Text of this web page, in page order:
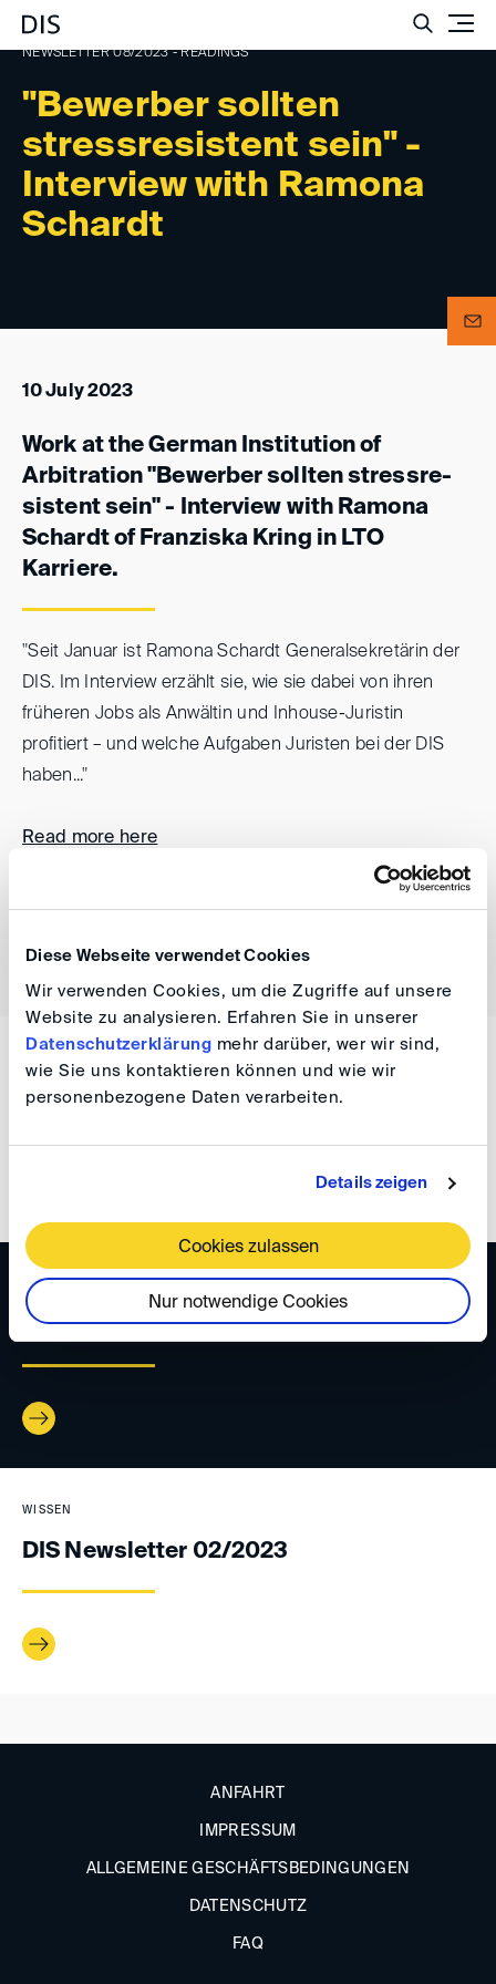
Diese Webseite verwendet Cookies
Wir verwenden Cookies, um die Zugriffe auf unsere
Website zu analysieren. Erfahren Sie in unserer
Datenschutzerklärung mehr darüber, wer wir sind,
wie Sie uns kontaktieren können und wie wir
personenbezogene Daten verarbeiten.
Details zeigen
Cookies zulassen
Nur notwendige Cookies
"Bewerber sollten
stress­re­sis­tent sein" -
Interview with Ramona
Schardt
NEWSLETTER 08/2023 - READINGS
10 July 2023
Work at the German Institution of
Arbitration "Bewerber sollten stress­re­
sis­tent sein" - Interview with Ramona
Schardt of Franziska Kring in LTO
Karriere.
"Seit Januar ist Ramona Schardt Generalsekretärin der
DIS. Im Interview erzählt sie, wie sie dabei von ihren
früheren Jobs als Anwältin und Inhouse-Juristin
profitiert – und welche Aufgaben Juristen bei der DIS
haben..."
Read more here
back
DIS Newsletter 08/2023
WISSEN
DIS Newsletter 06/2023
WISSEN
DIS Newsletter 02/2023
ANFAHRT
IMPRESSUM
ALLGEMEINE GESCHÄFTSBEDINGUNGEN
DATENSCHUTZ
FAQ